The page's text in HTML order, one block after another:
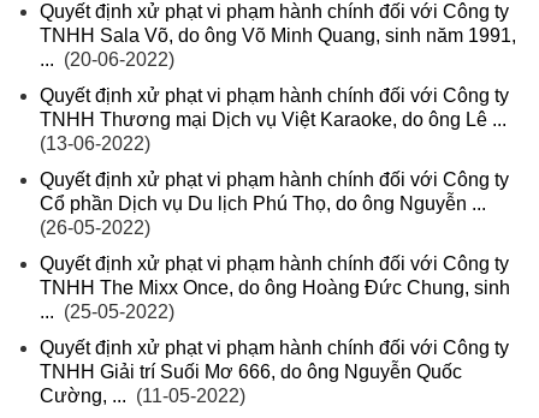
Quyết định xử phạt vi phạm hành chính đối với Công ty
TNHH Sala Võ, do ông Võ Minh Quang, sinh năm 1991,
... (20-06-2022)
Quyết định xử phạt vi phạm hành chính đối với Công ty
TNHH Thương mại Dịch vụ Việt Karaoke, do ông Lê ...
(13-06-2022)
Quyết định xử phạt vi phạm hành chính đối với Công ty
Cổ phần Dịch vụ Du lịch Phú Thọ, do ông Nguyễn ...
(26-05-2022)
Quyết định xử phạt vi phạm hành chính đối với Công ty
TNHH The Mixx Once, do ông Hoàng Đức Chung, sinh
... (25-05-2022)
Quyết định xử phạt vi phạm hành chính đối với Công ty
TNHH Giải trí Suối Mơ 666, do ông Nguyễn Quốc
Cường, ... (11-05-2022)